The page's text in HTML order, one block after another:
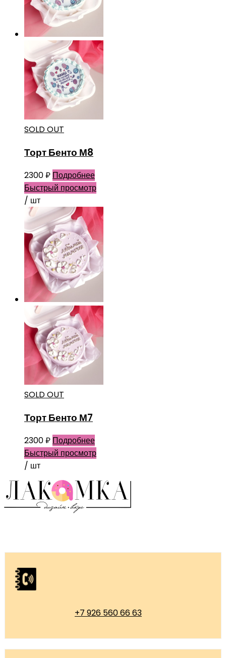
SOLD OUT
Торт Бенто М8
2300₽ Подробнее
Быстрый просмотр
/ шт
SOLD OUT
Торт Бенто М7
2300₽ Подробнее
Быстрый просмотр
/ шт
+7 926 560 66 63